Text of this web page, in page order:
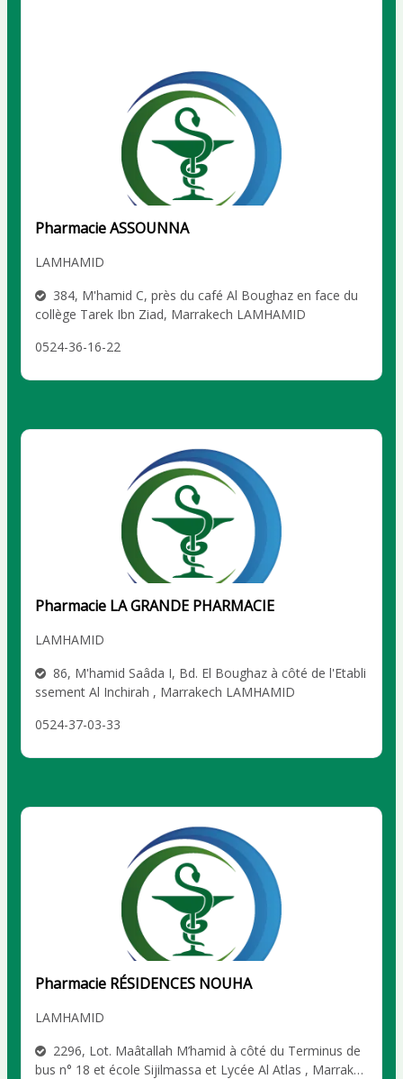
Pharmacie ASSOUNNA
LAMHAMID
384, M'hamid C, près du café Al Boughaz en face du
collège Tarek Ibn Ziad, Marrakech LAMHAMID
0524-36-16-22
Pharmacie LA GRANDE PHARMACIE
LAMHAMID
86, M'hamid Saâda I, Bd. El Boughaz à côté de l'Etabli
ssement Al Inchirah , Marrakech LAMHAMID
0524-37-03-33
Pharmacie RÉSIDENCES NOUHA
LAMHAMID
2296, Lot. Maâtallah M’hamid à côté du Terminus de
bus n° 18 et école Sijilmassa et Lycée Al Atlas , Marrakec